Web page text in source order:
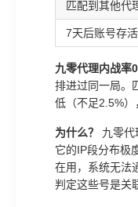
匹配到其他代
7天后账号存
九零代理内战率
排进过同一局。
低（不足2.5%）
为什么？
九零代
它的IP段分布
在用，系统无法
判定这些号是关